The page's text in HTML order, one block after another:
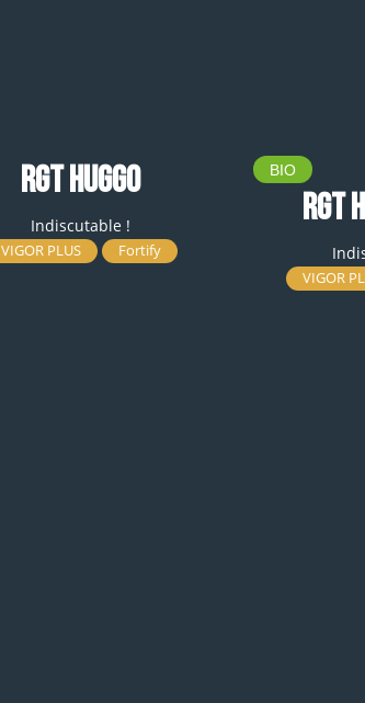
RGT HUGGO
Indiscutable !
VIGOR PLUS Fortify
BIO
RGT
VIGOR